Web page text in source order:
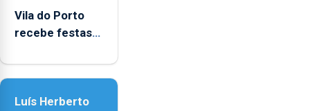
Vila do Porto
recebe festas
Nossa Senhora
Luís Herberto